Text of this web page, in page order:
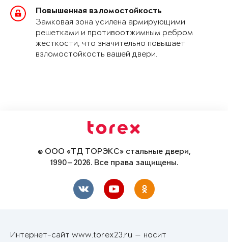
Повышенная взломостойкость
Замковая зона усилена армирующими
решетками и противоотжимным ребром
жесткости, что значительно повышает
взломостойкость вашей двери.
© ООО «ТД ТОРЭКС» стальные двери,
1990—2026. Все права защищены.
Интернет-сайт www.torex23.ru — носит